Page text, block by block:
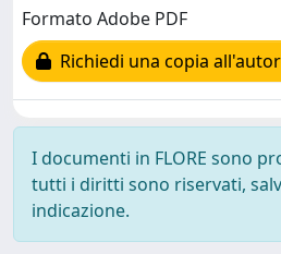
Formato Adobe PDF
Richiedi una copia
I documenti in FLORE sono
tutti i diritti sono riservati,
indicazione.